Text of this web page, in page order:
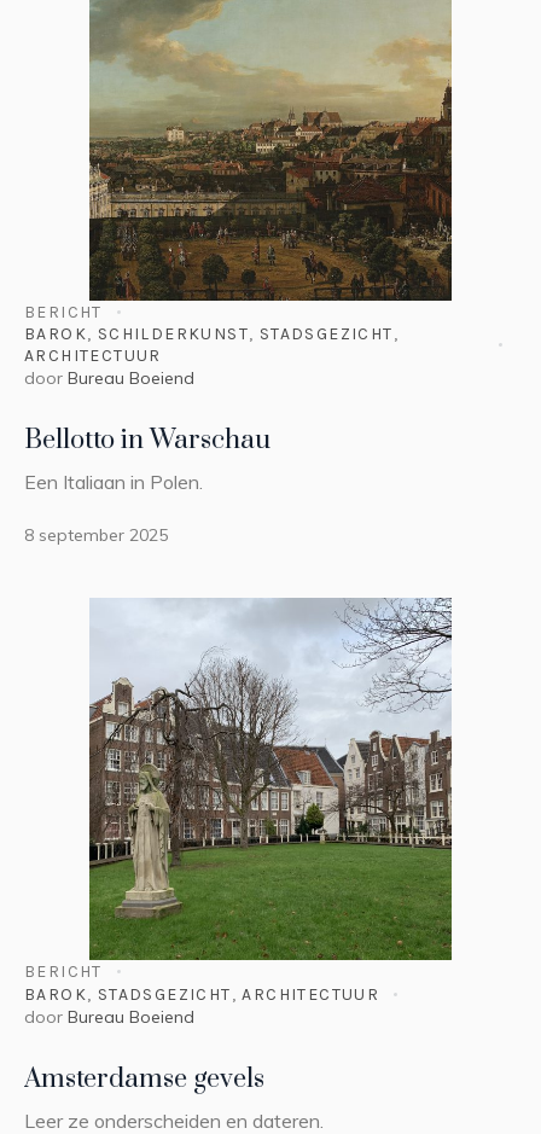
BERICHT
BAROK, SCHILDERKUNST, STADSGEZICHT,
ARCHITECTUUR
door Bureau Boeiend
Bellotto in Warschau
Een Italiaan in Polen.
8 september 2025
BERICHT
BAROK, STADSGEZICHT,ARCHITECTUUR
door Bureau Boeiend
Amsterdamse gevels
Leer ze onderscheiden en dateren.